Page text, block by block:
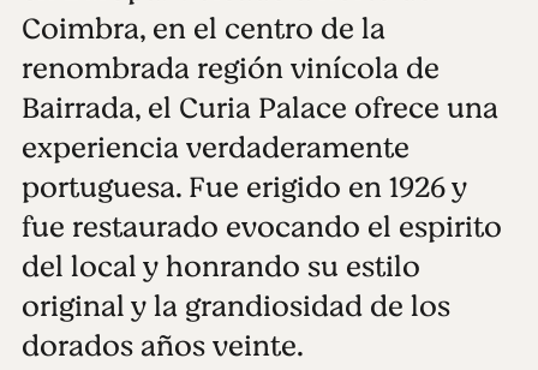
Coimbra, en el centro de la
renombrada región vinícola de
Bairrada, el Curia Palace ofrece una
experiencia verdaderamente
portuguesa. Fue erigido en 1926 y
fue restaurado evocando el espirito
del local y honrando su estilo
original y la grandiosidad de los
dorados años veinte.